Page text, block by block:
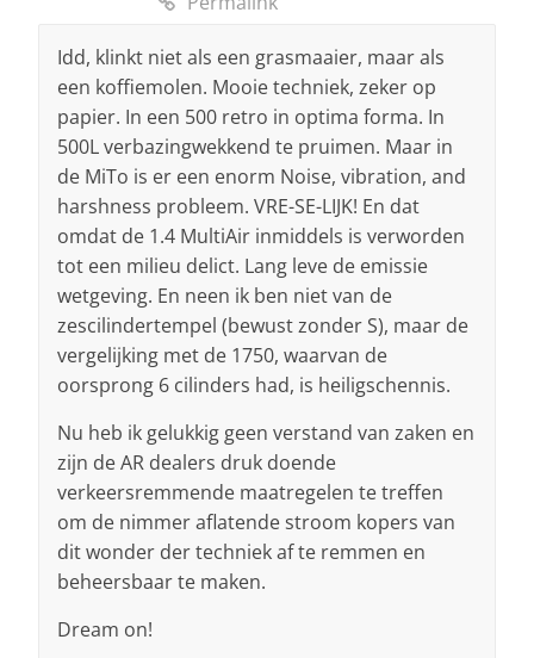
Idd, klinkt niet als een grasmaaier, maar als
een koffiemolen. Mooie techniek, zeker op
papier. In een 500 retro in optima forma. In
500L verbazingwekkend te pruimen. Maar in
de MiTo is er een enorm Noise, vibration, and
harshness probleem. VRE-SE-LIJK! En dat
omdat de 1.4 MultiAir inmiddels is verworden
tot een milieu delict. Lang leve de emissie
wetgeving. En neen ik ben niet van de
zescilindertempel (bewust zonder S), maar de
vergelijking met de 1750, waarvan de
oorsprong 6 cilinders had, is heiligschennis.
Nu heb ik gelukkig geen verstand van zaken en
zijn de AR dealers druk doende
verkeersremmende maatregelen te treffen
om de nimmer aflatende stroom kopers van
dit wonder der techniek af te remmen en
beheersbaar te maken.
Dream on!